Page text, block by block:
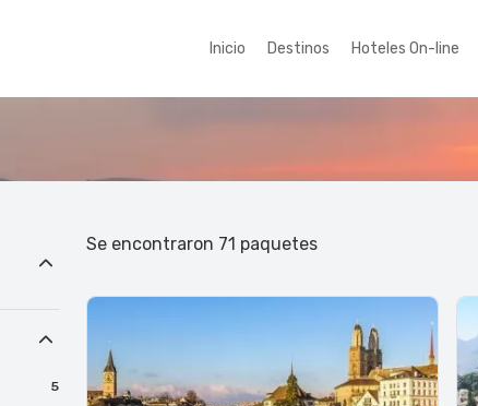
Inicio Destinos Hoteles On-line
5
Se encontraron 71 paquetes